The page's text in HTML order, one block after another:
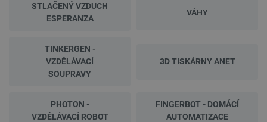
STLAČENÝ VZDUCH
ESPERANZA
VÁHY
TINKERGEN -
VZDĚLÁVACÍ
SOUPRAVY
3D TISKÁRNY ANET
PHOTON -
VZDĚLÁVACÍ ROBOT
FINGERBOT - DOMÁCÍ
AUTOMATIZACE